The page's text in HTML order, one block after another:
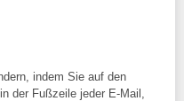
indem Sie auf den
der Fußzeile jeder E-Mail,